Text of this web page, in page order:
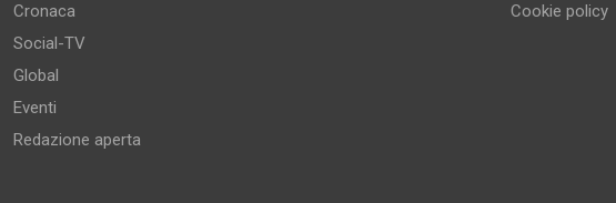
Cronaca
Social-TV
Global
Eventi
Redazione aperta
Cookie policy